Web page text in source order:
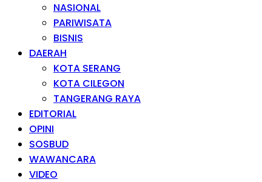
NASIONAL
PARIWISATA
BISNIS
DAERAH
KOTA SERANG
KOTA CILEGON
TANGERANG RAYA
EDITORIAL
OPINI
SOSBUD
WAWANCARA
VIDEO